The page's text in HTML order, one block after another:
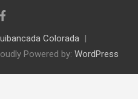
Colorada
Powered by: WordPress